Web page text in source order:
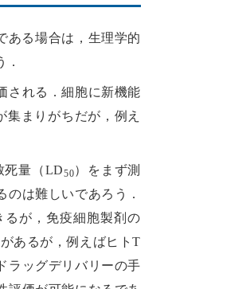
ある場合は，生理学的
される．細胞に新機能
まりがちだが，例え
死量（LD50）をまず測
は難しいであろう．
るが，免疫細胞製剤の
あるが，例えばヒトT
ラッグデリバリーの手